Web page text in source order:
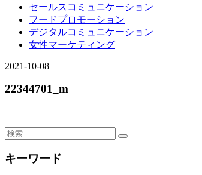
セールスコミュニケーション
フードプロモーション
デジタルコミュニケーション
女性マーケティング
2021-10-08
22344701_m
キーワード